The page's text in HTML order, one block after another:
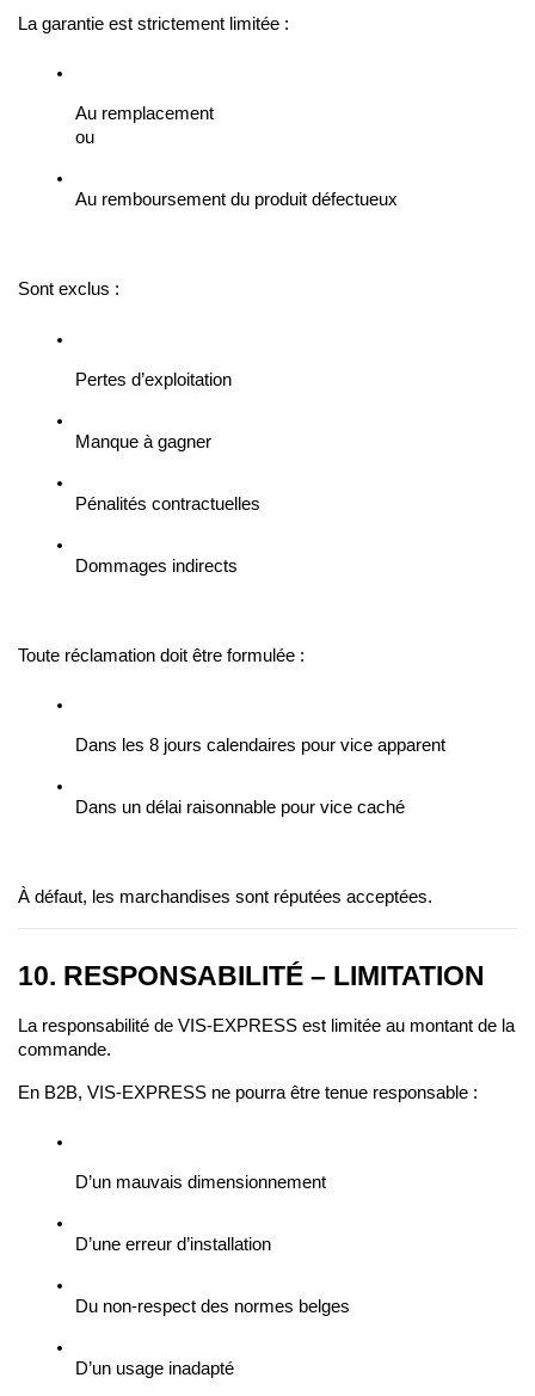
La garantie est strictement limitée :
Au remplacement
ou
Au remboursement du produit défectueux
Sont exclus :
Pertes d’exploitation
Manque à gagner
Pénalités contractuelles
Dommages indirects
Toute réclamation doit être formulée :
Dans les 8 jours calendaires pour vice apparent
Dans un délai raisonnable pour vice caché
À défaut, les marchandises sont réputées acceptées.
10. RESPONSABILITÉ – LIMITATION
La responsabilité de VIS-EXPRESS est limitée au montant de la
commande.
En B2B, VIS-EXPRESS ne pourra être tenue responsable :
D’un mauvais dimensionnement
D’une erreur d’installation
Du non-respect des normes belges
D’un usage inadapté